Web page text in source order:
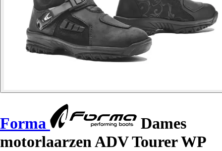
Forma
Dames
motorlaarzen ADV Tourer WP